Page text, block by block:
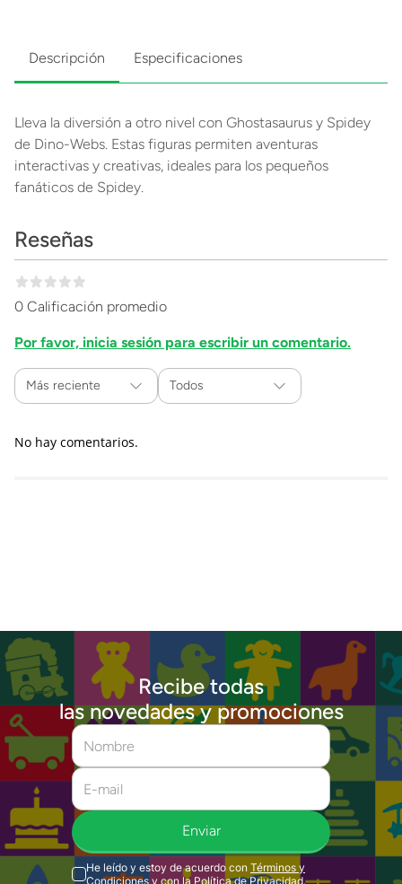
Descripción Especificaciones
Lleva la diversión a otro nivel con Ghostasaurus y Spidey
de Dino-Webs. Estas figuras permiten aventuras
interactivas y creativas, ideales para los pequeños
fanáticos de Spidey.
Reseñas
0 Calificación promedio
Por favor, inicia sesión para escribir un comentario.
Más reciente Todos
No hay comentarios.
Recibe todas
las novedades y promociones
Enviar
He leído y estoy de acuerdo con Términos y
Condiciones y con la Política de Privacidad.